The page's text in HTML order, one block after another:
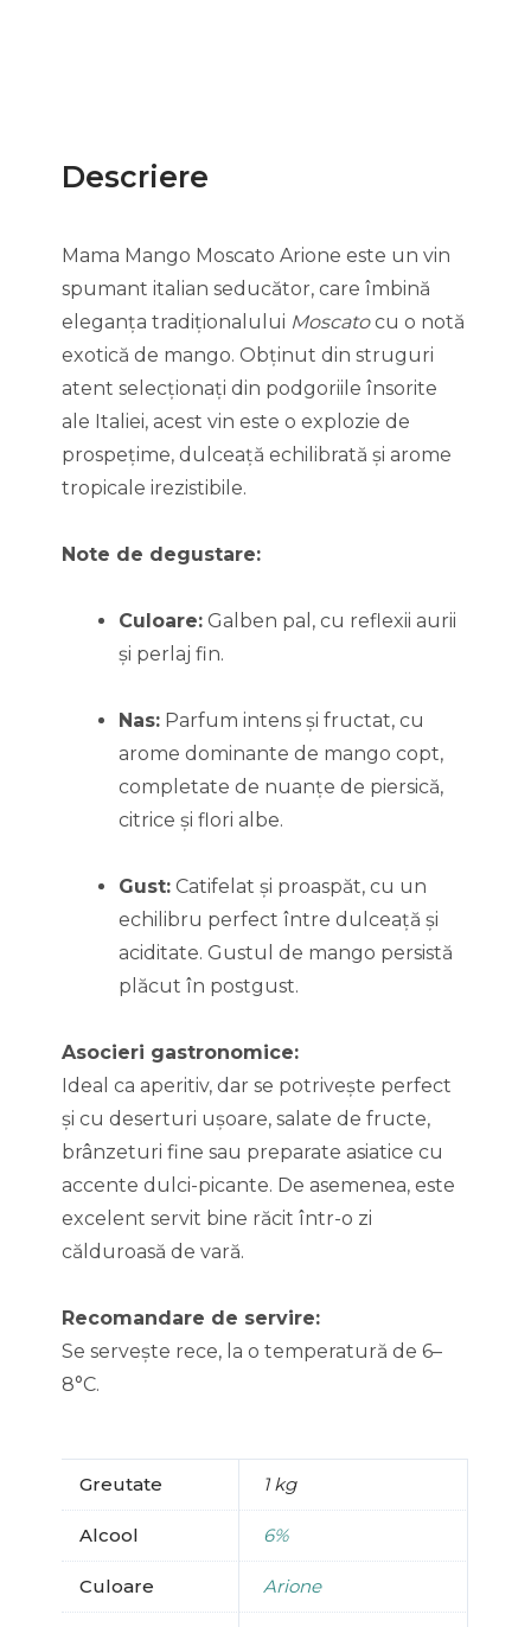
Descriere
Mama Mango Moscato Arione este un vin
spumant italian seducător, care îmbină
eleganța tradiționalului Moscatocu o notă
exotică de mango. Obținut din struguri
atent selecționați din podgoriile însorite
ale Italiei, acest vin este o explozie de
prospețime, dulceață echilibrată și arome
tropicale irezistibile.
Note de degustare:
Culoare: Galben pal, cu reflexii aurii
și perlaj fin.
Nas: Parfum intens și fructat, cu
arome dominante de mango copt,
completate de nuanțe de piersică,
citrice și flori albe.
Gust: Catifelat și proaspăt, cu un
echilibru perfect între dulceață și
aciditate. Gustul de mango persistă
plăcut în postgust.
Asocieri gastronomice:
Ideal ca aperitiv, dar se potrivește perfect
și cu deserturi ușoare, salate de fructe,
brânzeturi fine sau preparate asiatice cu
accente dulci-picante. De asemenea, este
excelent servit bine răcit într-o zi
călduroasă de vară.
Recomandare de servire:
Se servește rece, la o temperatură de 6–
8°C.
Greutate 1 kg
Alcool 6%
Culoare Arione